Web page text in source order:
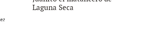
Laguna Seca